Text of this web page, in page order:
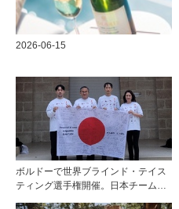
2026-06-15
ボルドーで世界ブラインド・テイス
ティング選手権開催。日本チームが4